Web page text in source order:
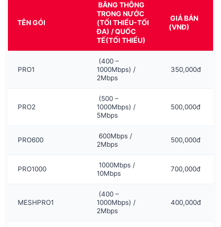
TÊN GÓI
BĂNG THÔNG
TRONG NƯỚC
(TỐI THIỂU-TỐI
ĐA) / QUỐC
TẾ(TỐI THIỂU)
GIÁ BÁN
(VNĐ)
PRO1
(400 –
1000Mbps) /
2Mbps
350,000đ
PRO2
(500 –
1000Mbps) /
5Mbps
500,000đ
PRO600
600Mbps /
2Mbps
500,000đ
PRO1000
1000Mbps /
10Mbps
700,000đ
MESHPRO1
(400 –
1000Mbps) /
2Mbps
400,000đ